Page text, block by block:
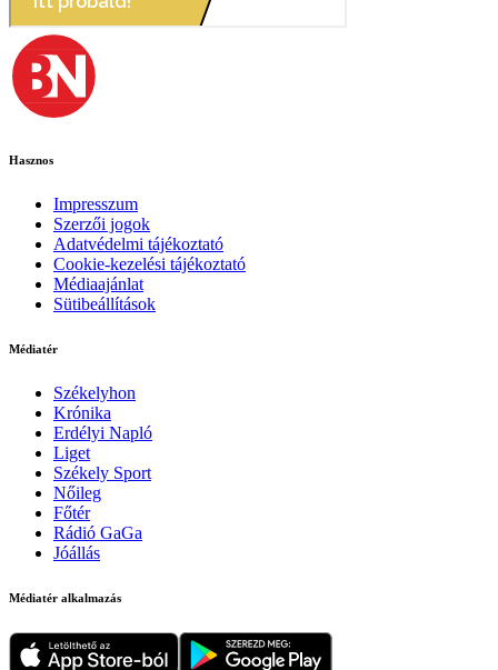
Hasznos
Impresszum
Szerzői jogok
Adatvédelmi tájékoztató
Cookie-kezelési tájékoztató
Médiaajánlat
Sütibeállítások
Médiatér
Székelyhon
Krónika
Erdélyi Napló
Liget
Székely Sport
Nőileg
Főtér
Rádió GaGa
Jóállás
Médiatér alkalmazás